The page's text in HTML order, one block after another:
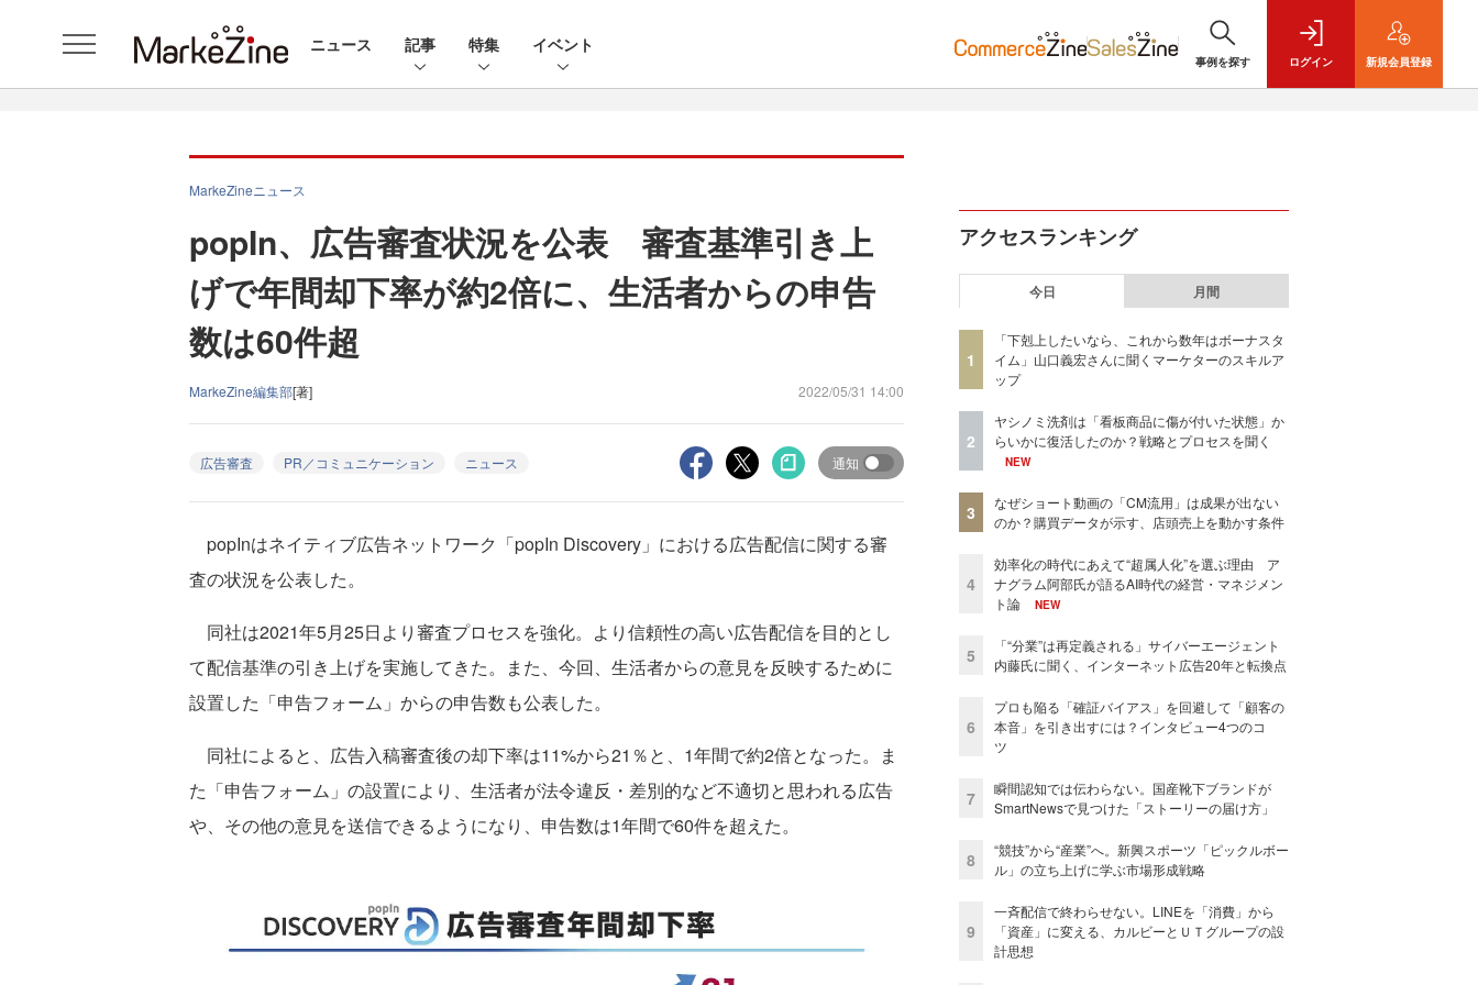
ニュース 記事 特集 イベント
事例を探す ログイン 新規会員登録
MarkeZineニュース
popIn、広告審査状況を公表 審査基準引き上
げで年間却下率が約2倍に、生活者からの申告
数は60件超
MarkeZine編集部[著] 2022/05/31 14:00
広告審査 PR／コミュニケーション ニュース 通知
popInはネイティブ広告ネットワーク「popIn Discovery」における広告配信に関する審
査の状況を公表した。
同社は2021年5月25日より審査プロセスを強化。より信頼性の高い広告配信を目的とし
て配信基準の引き上げを実施してきた。また、今回、生活者からの意見を反映するために
設置した「申告フォーム」からの申告数も公表した。
同社によると、広告入稿審査後の却下率は11%から21％と、1年間で約2倍となった。ま
た「申告フォーム」の設置により、生活者が法令違反・差別的など不適切と思われる広告
や、その他の意見を送信できるようになり、申告数は1年間で60件を超えた。
アクセスランキング
今日 月間
1
「下剋上したいなら、これから数年はボーナスタ
イム」山口義宏さんに聞くマーケターのスキルア
ップ
2
ヤシノミ洗剤は「看板商品に傷が付いた状態」か
らいかに復活したのか？戦略とプロセスを聞く
NEW
3
なぜショート動画の「CM流用」は成果が出ない
のか？購買データが示す、店頭売上を動かす条件
4
効率化の時代にあえて“超属人化”を選ぶ理由 ア
ナグラム阿部氏が語るAI時代の経営・マネジメン
ト論
NEW
5
「“分業”は再定義される」サイバーエージェント
内藤氏に聞く、インターネット広告20年と転換点
6
プロも陥る「確証バイアス」を回避して「顧客の
本音」を引き出すには？インタビュー4つのコ
ツ
7
瞬間認知では伝わらない。国産靴下ブランドが
SmartNewsで見つけた「ストーリーの届け方」
8
“競技”から“産業”へ。新興スポーツ「ピックルボー
ル」の立ち上げに学ぶ市場形成戦略
9
一斉配信で終わらせない。LINEを「消費」から
「資産」に変える、カルビーとＵＴグループの設
計思想